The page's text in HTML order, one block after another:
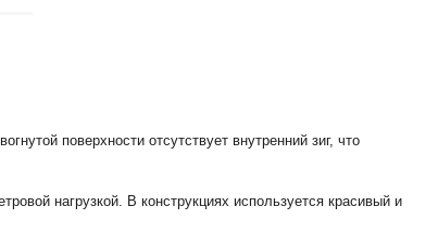
поверхности отсутствует внутренний зиг, что
нагрузкой. В конструкциях используется красивый и